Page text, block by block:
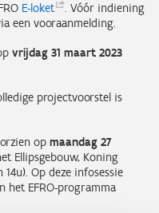
E-loket
. Vóór indiening
een vooraanmelding.
vrijdag 31 maart 2023
projectvoorstel is
op maandag 27
Ellipsgebouw, Koning
14u). Op deze infosessie
het EFRO-programma